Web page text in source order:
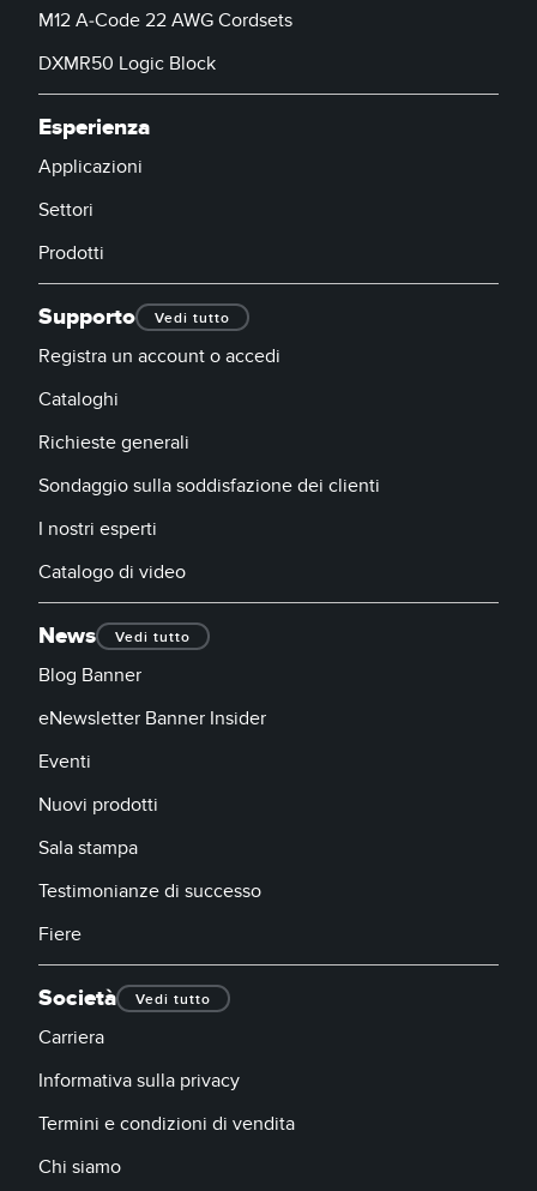
M12 A-Code 22 AWG Cordsets
DXMR50 Logic Block
Esperienza
Applicazioni
Settori
Prodotti
Supporto Vedi tutto
Registra un account o accedi
Cataloghi
Richieste generali
Sondaggio sulla soddisfazione dei clienti
I nostri esperti
Catalogo di video
News Vedi tutto
Blog Banner
eNewsletter Banner Insider
Eventi
Nuovi prodotti
Sala stampa
Testimonianze di successo
Fiere
Società Vedi tutto
Carriera
Informativa sulla privacy
Termini e condizioni di vendita
Chi siamo